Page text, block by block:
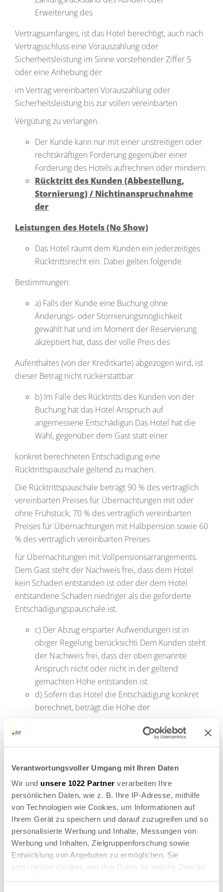
Verantwortungsvoller Umgang mit Ihren Daten
Wir und unsere 1022 Partner verarbeiten Ihre
persönlichen Daten, wie z. B. Ihre IP-Adresse, mithilfe
von Technologien wie Cookies, um Informationen auf
Ihrem Gerät zu speichern und darauf zuzugreifen und so
personalisierte Werbung und Inhalte, Messungen von
Werbung und Inhalten, Zielgruppenforschung sowie
Entwicklung von Angeboten zu ermöglichen. Sie
entscheiden darüber, wer Ihre Daten für welche Zwecke
Erweiterung des
Vertragsumfanges, ist das Hotel berechtigt, auch nach
Vertragsschluss eine Vorauszahlung oder
Sicherheitsleistung im Sinne vorstehender Ziffer 5
oder eine Anhebung der
im Vertrag vereinbarten Vorauszahlung oder
Sicherheitsleistung bis zur vollen vereinbarten
Vergütung zu verlangen.
Der Kunde kann nur mit einer unstreitigen oder
rechtskräftigen Forderung gegenüber einer
Forderung des Hotels aufrechnen oder mindern.
Rücktritt des Kunden (Abbestellung,
Stornierung) / Nichtinanspruchnahme
der
Leistungen des Hotels (No Show)
Das Hotel räumt dem Kunden ein jederzeitiges
Rücktrittsrecht ein. Dabei gelten folgende
Bestimmungen:
a) Falls der Kunde eine Buchung ohne
Änderungs- oder Stornierungsmöglichkeit
gewählt hat und im Moment der Reservierung
akzeptiert hat, dass der volle Preis des
Aufenthaltes (von der Kreditkarte) abgezogen wird, ist
dieser Betrag nicht rückerstattbar.
b) Im Falle des Rücktritts des Kunden von der
Buchung hat das Hotel Anspruch auf
angemessene Entschädigun Das Hotel hat die
Wahl, gegenüber dem Gast statt einer
konkret berechneten Entschädigung eine
Rücktrittspauschale geltend zu machen.
Die Rücktrittspauschale beträgt 90 % des vertraglich
vereinbarten Preises für Übernachtungen mit oder
ohne Frühstück, 70 % des vertraglich vereinbarten
Preises für Übernachtungen mit Halbpension sowie 60
% des vertraglich vereinbarten Preises
für Übernachtungen mit Vollpensionsarrangements.
Dem Gast steht der Nachweis frei, dass dem Hotel
kein Schaden entstanden ist oder der dem Hotel
entstandene Schaden niedriger als die geforderte
Entschädigungspauschale ist.
c) Der Abzug ersparter Aufwendungen ist in
obiger Regelung berücksichti Dem Kunden steht
der Nachweis frei, dass der oben genannte
Anspruch nicht oder nicht in der geltend
gemachten Höhe entstanden ist.
d) Sofern das Hotel die Entschädigung konkret
berechnet, beträgt die Höhe der
Entschädigung maximal die Höhe des vertraglich
vereinbarten Preises für die von dem Hotel zu
dem Hotel ersparten Aufwendungen sowie dessen,
was das Hotel durch anderweitige Verwendungen der
Hotelleistungen erwirbt.
Die vorstehenden Regelungen über die
Entschädigung gelten entsprechend, wenn der
Gast das gebuchte Zimmer oder die gebuchten
Leistungen, ohne dies rechtzeitig mitzuteilen, nicht in